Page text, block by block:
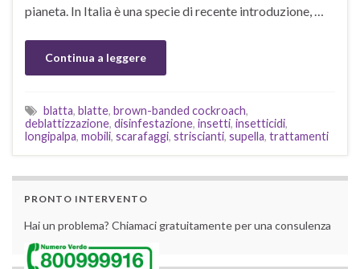
pianeta. In Italia è una specie di recente introduzione, …
Continua a leggere
blatta, blatte, brown-banded cockroach,
deblattizzazione, disinfestazione, insetti, insetticidi,
longipalpa, mobili, scarafaggi, striscianti, supella, trattamenti
PRONTO INTERVENTO
Hai un problema? Chiamaci gratuitamente per una consulenza